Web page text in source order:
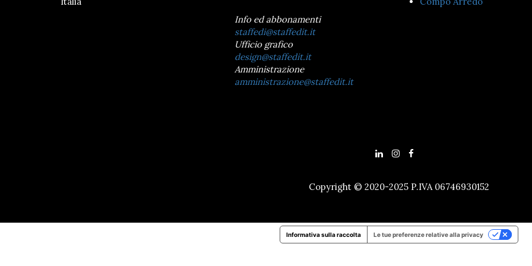
Info ed abbonamenti
staffedi@staffedit.it
Ufficio grafico
design@staffedit.it
Amministrazione
amministrazione@staffedit.it
Copyright © 2020-2025 P.IVA 06746930152
Informativa sulla raccolta Le tue preferenze relative alla privacy